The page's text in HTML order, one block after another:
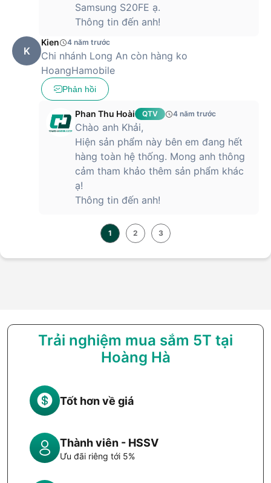
Samsung S20FE ạ.
Thông tin đến anh!
K
Kien 4 năm trước
Chi nhánh Long An còn hàng ko
HoangHamobile
Phản hồi
Phan Thu Hoài QTV 4 năm trước
Chào anh Khải,
Hiện sản phẩm này bên em đang hết
hàng toàn hệ thống. Mong anh thông
cảm tham khảo thêm sản phẩm khác
ạ!
Thông tin đến anh!
1 2 3
Trải nghiệm mua sắm 5T tại
Hoàng Hà
Tốt hơn về giá
Thành viên - HSSV
Ưu đãi riêng tới 5%